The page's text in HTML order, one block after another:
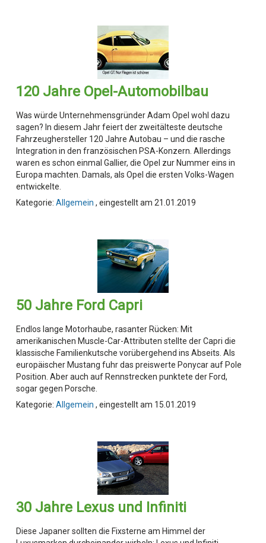
120 Jahre Opel-Automobilbau
Was würde Unternehmensgründer Adam Opel wohl dazu
sagen? In diesem Jahr feiert der zweitälteste deutsche
Fahrzeughersteller 120 Jahre Autobau – und die rasche
Integration in den französischen PSA-Konzern. Allerdings
waren es schon einmal Gallier, die Opel zur Nummer eins in
Europa machten. Damals, als Opel die ersten Volks-Wagen
entwickelte.
Kategorie: Allgemein , eingestellt am 21.01.2019
50 Jahre Ford Capri
Endlos lange Motorhaube, rasanter Rücken: Mit
amerikanischen Muscle-Car-Attributen stellte der Capri die
klassische Familienkutsche vorübergehend ins Abseits. Als
europäischer Mustang fuhr das preiswerte Ponycar auf Pole
Position. Aber auch auf Rennstrecken punktete der Ford,
sogar gegen Porsche.
Kategorie: Allgemein , eingestellt am 15.01.2019
30 Jahre Lexus und Infiniti
Diese Japaner sollten die Fixsterne am Himmel der